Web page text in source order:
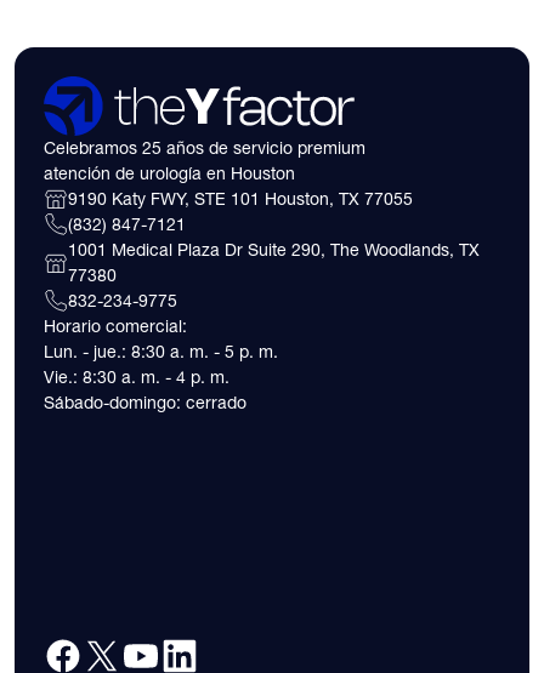
Celebramos 25 años de servicio premium
atención de urología en Houston
9190 Katy FWY, STE 101 Houston, TX 77055
(832) 847-7121
1001 Medical Plaza Dr Suite 290, The Woodlands, TX
77380
832-234-9775
Horario comercial:
Lun. - jue.: 8:30 a. m. - 5 p. m.
Vie.: 8:30 a. m. - 4 p. m.
Sábado-domingo: cerrado